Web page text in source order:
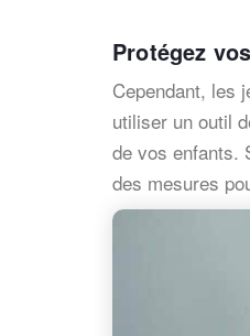
Protégez
Cependant, les
utiliser un outil
de vos enfants.
des mesures